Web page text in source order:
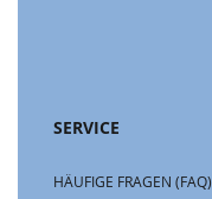
SERVICE
HÄUFIGE FRAGEN (FAQ)